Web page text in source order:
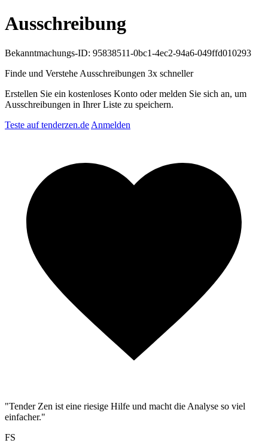
Ausschreibung
Bekanntmachungs-ID: 95838511-0bc1-4ec2-94a6-049ffd010293
Finde und Verstehe Ausschreibungen 3x schneller
Erstellen Sie ein kostenloses Konto oder melden Sie sich an, um
Ausschreibungen in Ihrer Liste zu speichern.
Teste auf tenderzen.de Anmelden
"Tender Zen ist eine riesige Hilfe und macht die Analyse so viel
einfacher."
FS